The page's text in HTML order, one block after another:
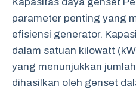
parameter penting yang
efisiensi generator.
dalam satuan kilowatt
yang menunjukkan
dihasilkan oleh genset